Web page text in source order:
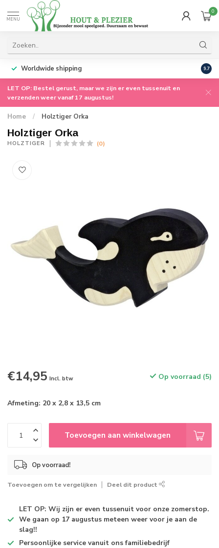
MENU
0
Worldwide shipping 9.7
LET OP: Bestel gerust, maar we zijn er even tussenuit en
verzenden weer vanaf 17 augustus!
Home / Holztiger Orka
Holztiger Orka
HOLZTIGER (0)
€14,95 Incl. btw Op voorraad (5)
Afmeting: 20 x 2,8 x 13,5 cm
Toevoegen aan winkelwagen
Op voorraad!
Toevoegen om te vergelijken Deel dit product
LET OP: Wij zijn er even tussenuit voor onze zomerstop.
We gaan op 17 augustus meteen weer voor je aan de
slag!!
Persoonlijke service vanuit ons familiebedrijf